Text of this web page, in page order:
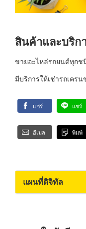
สินค้าและบริก
ขายอะไหล่รถยนต์ทุกช
มีบริการให้เช่ารถเคร
แชร์ แชร์
อีเมล พิมพ์
แผนที่ดิจิทัล